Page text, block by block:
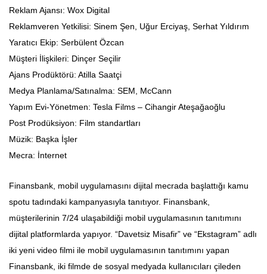
Reklam Ajansı: Wox Digital
Reklamveren Yetkilisi: Sinem Şen, Uğur Erciyaş, Serhat Yıldırım
Yaratıcı Ekip: Serbülent Özcan
Müşteri İlişkileri: Dinçer Seçilir
Ajans Prodüktörü: Atilla Saatçi
Medya Planlama/Satınalma: SEM, McCann
Yapım Evi-Yönetmen: Tesla Films – Cihangir Ateşağaoğlu
Post Prodüksiyon: Film standartları
Müzik: Başka İşler
Mecra: İnternet
Finansbank, mobil uygulamasını dijital mecrada başlattığı kamu
spotu tadındaki kampanyasıyla tanıtıyor. Finansbank,
müşterilerinin 7/24 ulaşabildiği mobil uygulamasının tanıtımını
dijital platformlarda yapıyor. “Davetsiz Misafir” ve “Ekstagram” adlı
iki yeni video filmi ile mobil uygulamasının tanıtımını yapan
Finansbank, iki filmde de sosyal medyada kullanıcıları çileden